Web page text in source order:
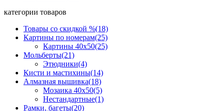
категории товаров
Товары со скидкой %(18)
Картины по номерам(25)
Картины 40x50(25)
Мольберты(21)
Этюдники(4)
Кисти и мастихины(14)
Алмазная вышивка(18)
Мозаика 40x50(5)
Нестандартные(1)
Рамки, багеты(20)